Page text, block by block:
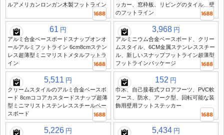
ルアメリカンロンガン木製フットライン
ッカー、窓枠板、リビングのタイル、壁
のフットライン
61 円
アルミ合金ベースボードスナップオンオ
ールアルミフットライン 6cm8cmステン
レス超薄型ミニマリストメタルフットラ
イン
3,968 円
アルミニウム合金ベースボード、クリー
ムスタイル、6CM金属ステンレススチー
ル、新しいスナップフットライン超薄型
フットラインパッケージ
5,511 円
クリームスタイルのアルミ合金ベースボ
ード 8cmココアカスタードスナップ超薄
型ミニマリストステンレススチールベー
スボード
152 円
巾木、自己接着式フロアフーツ、PVC軟
フース、防水、アーク型、回転可能な装
飾用壁用フットステッカー
5,226 円 5,434 円